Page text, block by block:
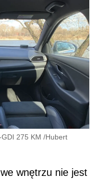
275 KM /Hubert
wnętrzu nie jest